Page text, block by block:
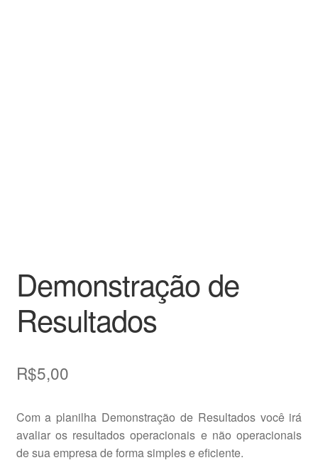
Demonstração de
Resultados
R$5,00
Com a planilha Demonstração de Resultados você irá
avaliar os resultados operacionais e não operacionais
de sua empresa de forma simples e eficiente.